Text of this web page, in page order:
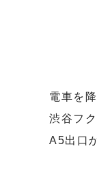
電車を
渋谷フ
A5出口